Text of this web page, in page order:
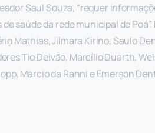
Saul Souza, “requer
saúde da rede municipal de Poá”.
Mathias, Jilmara Kirino, Saulo
Tio Deivão, Marcílio Duarth,
Marcio da Ranni e Emerson